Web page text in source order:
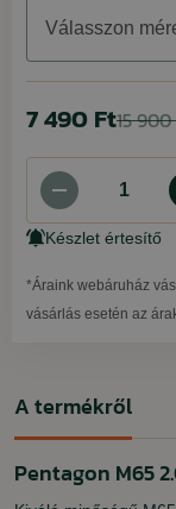
Válasszon
7 490 Ft15
Készlet értesítő
*Áraink webáruház
vásárlás esetén az
A termékről
Pentagon M65